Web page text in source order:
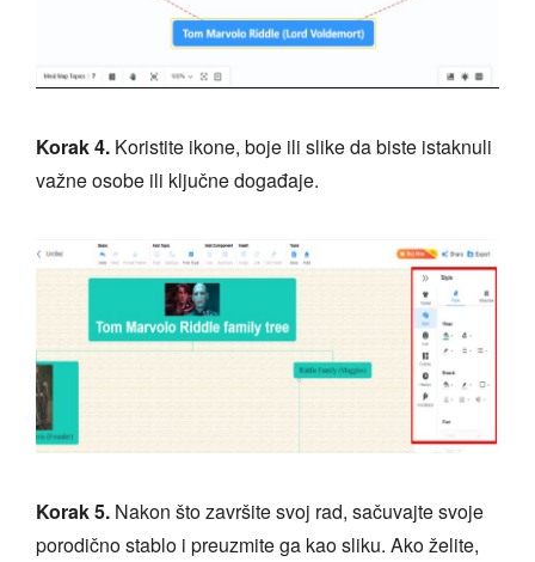
Korak 4. Koristite ikone, boje ili slike da biste istaknuli
važne osobe ili ključne događaje.
Korak 5. Nakon što završite svoj rad, sačuvajte svoje
porodično stablo i preuzmite ga kao sliku. Ako želite,